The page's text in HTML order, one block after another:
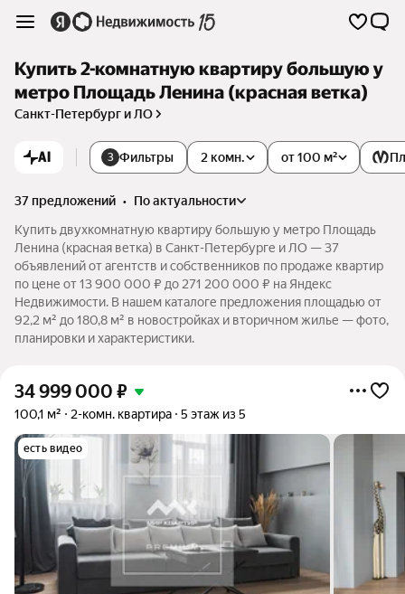
Купить 2-комнатную квартиру большую у
метро Площадь Ленина (красная ветка)
Санкт-Петербург и ЛО
AI 3 Фильтры 2 комн. от 100 м²
37 предложений •
по актуальности
Купить двухкомнатную квартиру большую у метро Площадь
Ленина (красная ветка) в Санкт-Петербурге и ЛО — 37
объявлений от агентств и собственников по продаже квартир
по цене от 13 900 000 ₽ до 271 200 000 ₽ на Яндекс
Недвижимости. В нашем каталоге предложения площадью от
92,2 м² до 180,8 м² в новостройках и вторичном жилье — фото,
планировки и характеристики.
34 999 000 ₽
100,1 м² 2-комн. квартира 5 этаж из 5
есть видео